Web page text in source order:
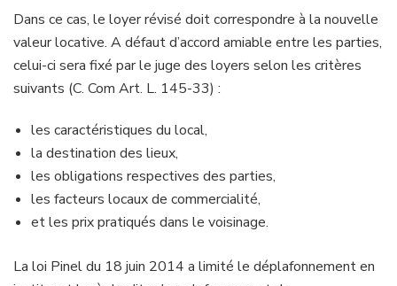
Dans ce cas, le loyer révisé doit correspondre à la nouvelle
valeur locative. A défaut d’accord amiable entre les parties,
celui-ci sera fixé par le juge des loyers selon les critères
suivants (C. Com Art. L. 145-33) :
les caractéristiques du local,
la destination des lieux,
les obligations respectives des parties,
les facteurs locaux de commercialité,
et les prix pratiqués dans le voisinage.
La loi Pinel du 18 juin 2014 a limité le déplafonnement en